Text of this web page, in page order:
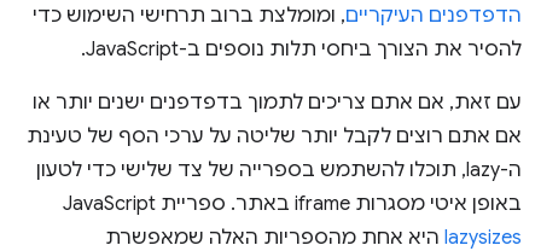
הדפדפנים העיקריים, ומומלצת ברוב תרחישי השימוש כדי
להסיר את הצורך ביחסי תלות נוספים ב-JavaScript.
עם זאת, אם אתם צריכים לתמוך בדפדפנים ישנים יותר או
אם אתם רוצים לקבל יותר שליטה על ערכי הסף של טעינת
ה-lazy, תוכלו להשתמש בספרייה של צד שלישי כדי לטעון
באופן איטי מסגרות iframe באתר. ספריית JavaScript‏
lazysizes היא אחת מהספריות האלה שמאפשרת